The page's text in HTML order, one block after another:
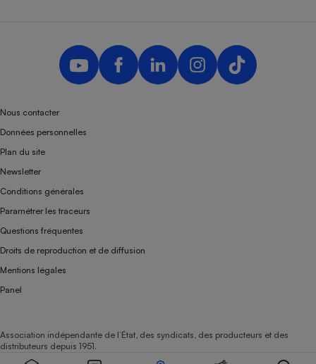
Nous contacter
Données personnelles
Plan du site
Newsletter
Conditions générales
Paramétrer les traceurs
Questions fréquentes
Droits de reproduction et de diffusion
Mentions légales
Panel
Association indépendante de l’État, des syndicats, des producteurs et des
distributeurs depuis 1951.